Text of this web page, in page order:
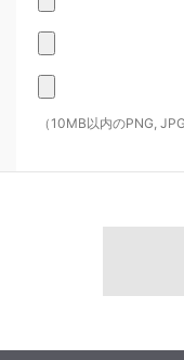
（10MB以内のPNG,